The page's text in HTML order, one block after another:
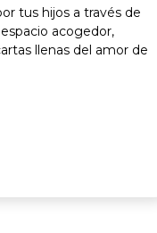
tus hijos a través de
acogedor,
llenas del amor de